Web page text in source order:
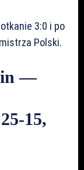
3:0 i po
Polski.
—
15,